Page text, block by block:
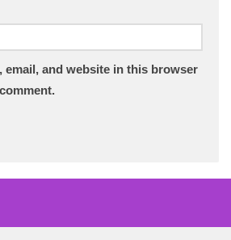
email, and website in this browser